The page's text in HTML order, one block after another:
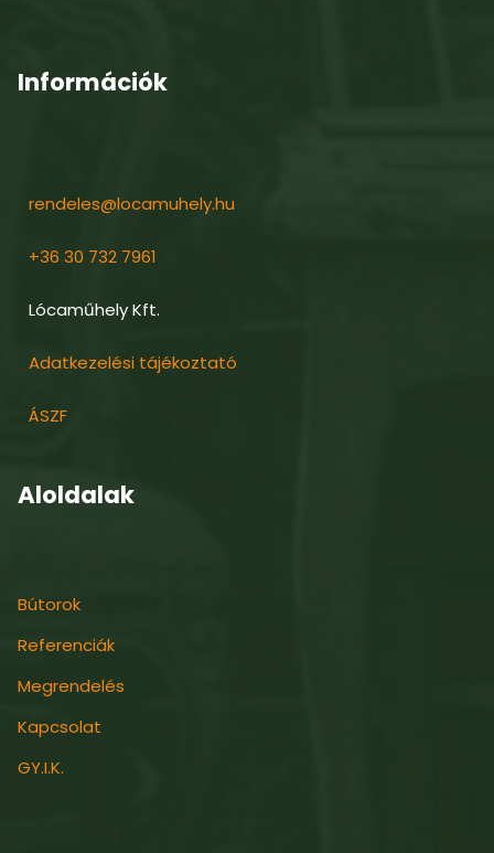
Információk
rendeles@locamuhely.hu
+36 30 732 7961
Lócaműhely Kft.
Adatkezelési tájékoztató
ÁSZF
Aloldalak
Bútorok
Referenciák
Megrendelés
Kapcsolat
GY.I.K.